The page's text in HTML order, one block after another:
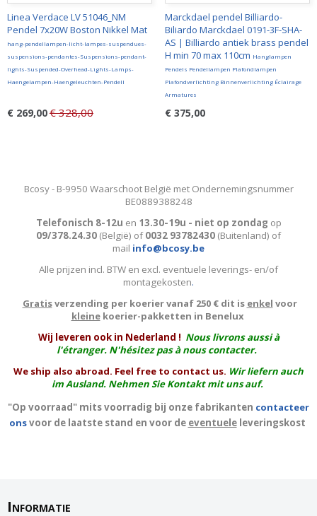
Linea Verdace LV 51046_NM
Pendel 7x20W Boston Nikkel Mat
hang-pendellampen-licht-lampes-suspendues-
suspensions-pendantes-Suspensions-pendant-
lights-Suspended-Overhead-Lights-Lamps-
Haengelampen-Haengeleuchten-Pendell
€ 269,00€ 328,00
Marckdael pendel Billiardo-
Biliardo Marckdael 0191-3F-SHA-
AS | Billiardo antiek brass pendel
H min 70 max 110cm Hanglampen
Pendels Pendellampen Plafondlampen
Plafondverlichting Binnenverlichting Éclairage
Armatures
€ 375,00
Bcosy - B-9950 Waarschoot België met Ondernemingsnummer
BE0889388248
Telefonisch 8-12u en 13.30-19u - niet op zondag op
09/378.24.30 (België) of0032 93782430 (Buitenland) of
mail info@bcosy.be
Alle prijzen incl. BTW en excl. eventuele leverings- en/of
montagekosten.
Gratisverzending per koerier vanaf 250 € dit is enkel voor
kleinekoerier-pakketten in Benelux
Wij leveren ook in Nederland ! Nous livrons aussi à
l'étranger. N'hésitez pas à nous contacter.
We ship also abroad. Feel free to contact us. Wir liefern auch
im Ausland. Nehmen Sie Kontakt mit uns auf.
"Op voorraad" mits voorradig bij onze fabrikanten contacteer
onsvoor de laatste stand en voor de eventueleleveringskost
Informatie